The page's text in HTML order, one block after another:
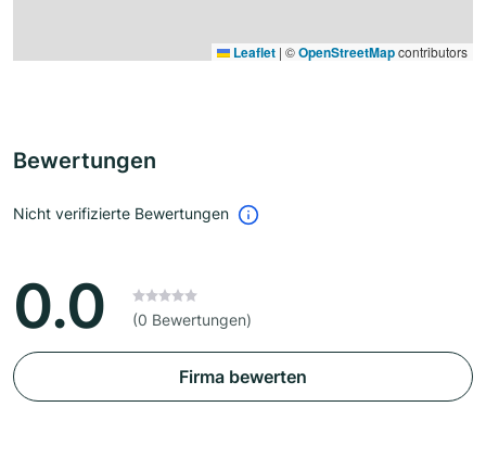
Leaflet | ©OpenStreetMapcontributors
Bewertungen
Nicht verifizierte Bewertungen
0.0 (0 Bewertungen)
Firma bewerten